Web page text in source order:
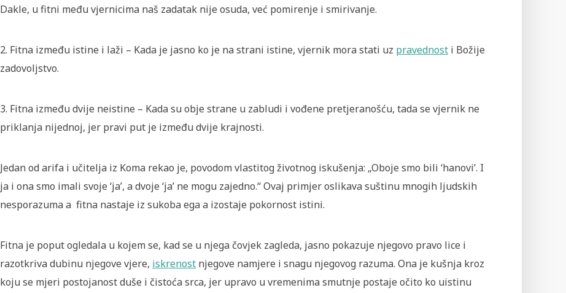
Dakle, u fitni među vjernicima naš zadatak nije osuda, već pomirenje i smirivanje.
2. Fitna između istine i laži – Kada je jasno ko je na strani istine, vjernik mora stati uz pravednost i Božije
zadovoljstvo.
3. Fitna između dvije neistine – Kada su obje strane u zabludi i vođene pretjeranošću, tada se vjernik ne
priklanja nijednoj, jer pravi put je između dvije krajnosti.
Jedan od arifa i učitelja iz Koma rekao je, povodom vlastitog životnog iskušenja: „Oboje smo bili ‘hanovi’. I
ja i ona smo imali svoje ‘ja’, a dvoje ‘ja’ ne mogu zajedno.“ Ovaj primjer oslikava suštinu mnogih ljudskih
nesporazuma a fitna nastaje iz sukoba ega a izostaje pokornost istini.
Fitna je poput ogledala u kojem se, kad se u njega čovjek zagleda, jasno pokazuje njegovo pravo lice i
razotkriva dubinu njegove vjere, iskrenost njegove namjere i snagu njegovog razuma. Ona je kušnja kroz
koju se mjeri postojanost duše i čistoća srca, jer upravo u vremenima smutnje postaje očito ko uistinu